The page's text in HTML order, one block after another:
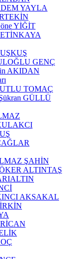
YAYLA
YİĞİT
GENÇ
AKIDAN
TOMAÇ
GÜLLÜ
ŞAHİN
ALTINTAŞ
AKSAKAL